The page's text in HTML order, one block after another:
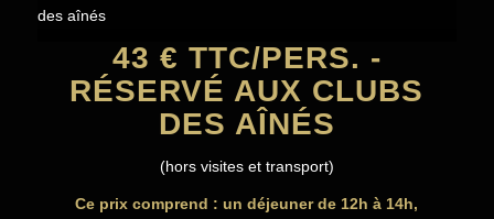
des aînés
43 € TTC/PERS. -
RÉSERVÉ AUX CLUBS
DES AÎNÉS
(hors visites et transport)
Ce prix comprend : un déjeuner de 12h à 14h,